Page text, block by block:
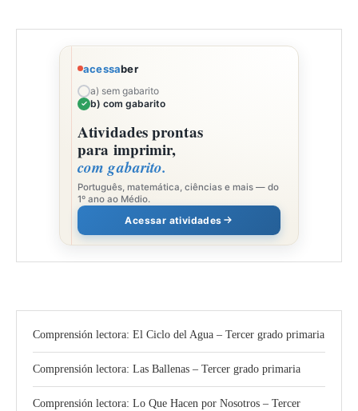
acessaber
a) sem gabarito
b) com gabarito
Atividades prontas
para imprimir,
com gabarito.
Português, matemática, ciências e mais — do
1º ano ao Médio.
Acessar atividades
Comprensión lectora: El Ciclo del Agua – Tercer grado primaria
Comprensión lectora: Las Ballenas – Tercer grado primaria
Comprensión lectora: Lo Que Hacen por Nosotros – Tercer